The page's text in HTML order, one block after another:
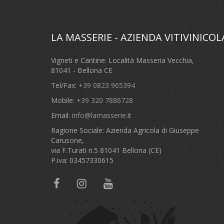
LA MASSERIE - AZIENDA
Vigneti e Cantine: Località Masseria Vecchia,
81041 - Bellona CE
Tel/Fax: +39 0823 965394
Mobile: +39 320 7886728
Email: info@lamasserie.it
Ragione Sociale: Azienda Agricola di Giuseppe
Carusone,
via F.Turati n.5 81041 Bellona (CE)
P.iva: 03457330615